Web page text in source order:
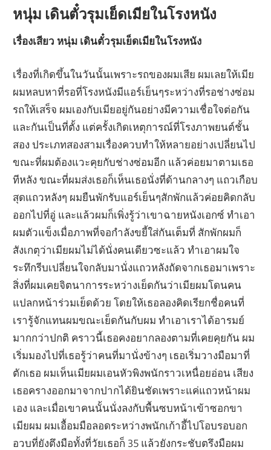
หนุ่ม เดินตั๋วรุมเย็ดเมียในโรงหนัง
เรื่องเสียว หนุ่ม เดินตั๋วรุมเย็ดเมียในโรงหนัง
เรื่องที่เกิดขึ้นในวันนั้นเพราะรถของผมเสีย ผมเลยให้เมีย
ผมหลบหาที่รอที่โรงหนังมีแอร์เย็นๆระหว่างที่รอช่างซ่อม
รถให้เสร็จ ผมเองกับเมียอยู่กันอย่างมีความเชื่อใจต่อกัน
และกันเป็นที่ตั้ง แต่ครั้งเกิดเหตุการณ์ที่โรงภาพยนต์ชั้น
สอง ประเภทสองสามเรื่องควบทำให้หลายอย่างเปลี่ยนไป
ขณะที่ผมต้องแวะคุยกับช่างซ่อมอีก แล้วค่อยมาตามเธอ
ทีหลัง ขณะที่ผมส่งเธอก็เห็นเธอนั่งที่ด้านกลางๆ แถวเกือบ
สุดแถวหลังๆ ผมยืนพักรับแอร์เย็นๆสักพักแล้วค่อยคิดกลับ
ออกไปที่อู่ และแล้วผมก็เพิ่งรู้ว่าเขาฉายหนังเอกซ์ ทำเอา
ผมตัวแข็งเมื่อภาพที่จอกำลังขยี้ใส่กันเต็มที่ สักพักผมก็
สังเกตุว่าเมียผมไม่ได้นั่งคนเดียวซะแล้ว ทำเอาผมใจ
ระทึกรีบเปลี่ยนใจกลับมานั่งแถวหลังถัดจากเธอมาเพราะ
สิ่งที่ผมเคยจิตนาการระหว่างเย็ดกันว่าเมียผมโดนคน
แปลกหน้าร่วมเย็ดด้วย โดยให้เธอลองคิดเรียกชื่อคนที่
เรารู้จักแทนผมขณะเย็ดกันกับผม ทำเอาเราได้อารมย์
มากกว่าปกติ คราวนี้เธอคงอยากลองตามที่เคยคุยกัน ผม
เริ่มมองไปที่เธอรู้ว่าคนที่มานั่งข้างๆ เธอเริ่มวางมือมาที่
ตักเธอ ผมเห็นเมียผมเอนหัวพิงพนักราวเหนื่อยอ่อน เสียง
เธอครางออกมาจากปากได้ยินชัดเพราะแค่แถวหน้าผม
เอง และเมื่อเขาคนนั้นนั่งลงกับพื้นซบหน้าเข้าซอกขา
เมียผม ผมเอื้อมมือลอดระหว่างพนักเก้าอี้ไปโอบรอบอก
อวบที่ยังตึงมือทั้งที่วัยเธอก็ 35 แล้วยังกระชับตรึงมือผม